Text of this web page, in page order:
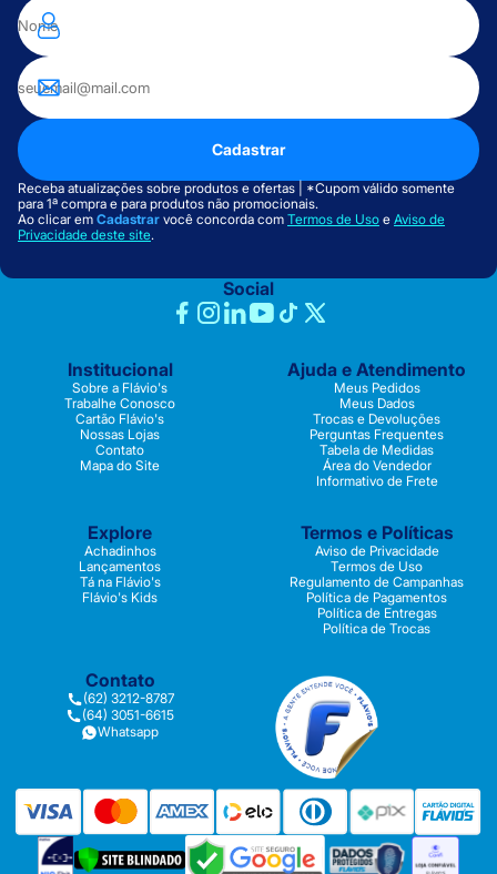
Cadastrar
Receba atualizações sobre produtos e ofertas | *Cupom válido somente
para 1ª compra e para produtos não promocionais.
Ao clicar em Cadastrar você concorda com Termos de Uso e Aviso de
Privacidade deste site.
Social
Institucional
Sobre a Flávio's
Trabalhe Conosco
Cartão Flávio's
Nossas Lojas
Contato
Mapa do Site
Ajuda e Atendimento
Meus Pedidos
Meus Dados
Trocas e Devoluções
Perguntas Frequentes
Tabela de Medidas
Área do Vendedor
Informativo de Frete
Explore
Achadinhos
Lançamentos
Tá na Flávio's
Flávio's Kids
Termos e Políticas
Aviso de Privacidade
Termos de Uso
Regulamento de Campanhas
Política de Pagamentos
Política de Entregas
Política de Trocas
Contato
(62) 3212-8787
(64) 3051-6615
Whatsapp